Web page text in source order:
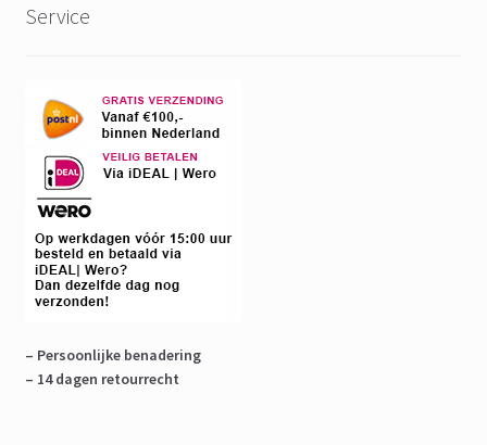
Service
– Persoonlijke benadering
– 14 dagen retourrecht